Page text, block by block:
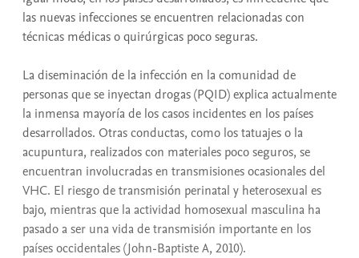
las nuevas infecciones se encuentren relacionadas con
técnicas médicas o quirúrgicas poco seguras.
La diseminación de la infección en la comunidad de
personas que se inyectan drogas (PQID) explica actualmente
la inmensa mayoría de los casos incidentes en los países
desarrollados. Otras conductas, como los tatuajes o la
acupuntura, realizados con materiales poco seguros, se
encuentran involucradas en transmisiones ocasionales del
VHC. El riesgo de transmisión perinatal y heterosexual es
bajo, mientras que la actividad homosexual masculina ha
pasado a ser una vida de transmisión importante en los
países occidentales (John-Baptiste A, 2010).